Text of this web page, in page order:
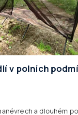
v polních
a dlouhém